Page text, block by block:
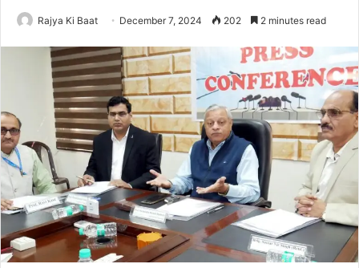
Rajya Ki Baat December 7, 2024 202 2 minutes read